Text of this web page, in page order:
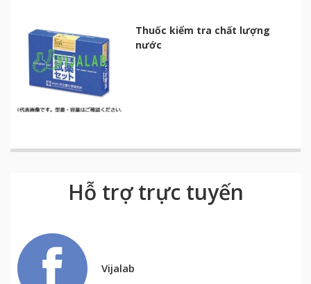
Thuốc kiểm tra chất lượng
nước
Hỗ trợ trực tuyến
Vijalab